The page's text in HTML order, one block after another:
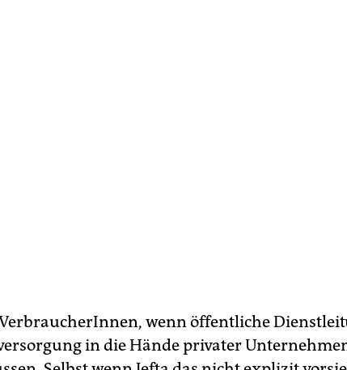
VerbraucherInnen, wenn öffentliche
in die Hände privater